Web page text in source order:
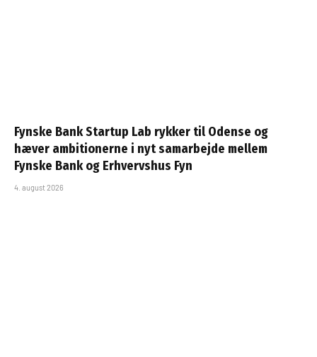
Fynske Bank Startup Lab rykker til Odense og
hæver ambitionerne i nyt samarbejde mellem
Fynske Bank og Erhvervshus Fyn
4. august 2026